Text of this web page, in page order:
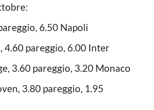
6.50 Napoli
4.60 pareggio, 6.00 Inter
3.60 pareggio, 3.20 Monaco
3.80 pareggio, 1.95